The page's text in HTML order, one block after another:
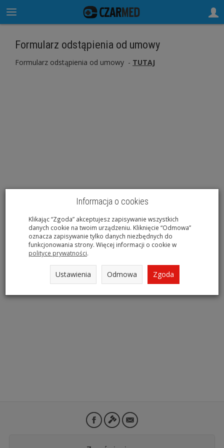
Formularz odstąpienia od umowy
Formularz odstąpienia od umowy - TUTAJ
Informacja o cookies
Klikając “Zgoda” akceptujesz zapisywanie wszystkich
danych cookie na twoim urządzeniu. Kliknięcie “Odmowa”
oznacza zapisywanie tylko danych niezbędnych do
funkcjonowania strony. Więcej informacji o cookie w
polityce prywatności.
Ustawienia Odmowa Zgoda